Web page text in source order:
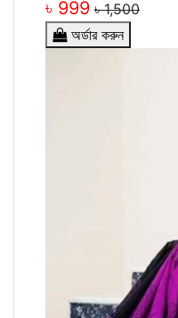
৳ 999 ৳ 1,500
অর্ডার করুন